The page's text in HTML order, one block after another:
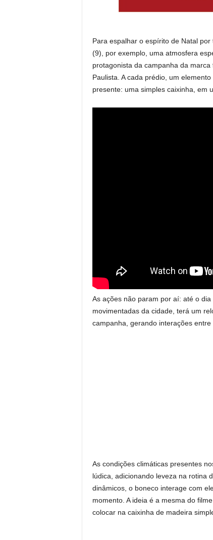
Para espalhar o espírito de Natal
(9), por exemplo, uma atmosfera
protagonista da campanha da
Paulista. A cada prédio, um
presente: uma simples caixinha, em
As ações não param por aí: até o
movimentadas da cidade, terá um
campanha, gerando interações
As condições climáticas presentes
lúdica, adicionando leveza na rotina
dinâmicos, o boneco interage com
momento. A ideia é a mesma do
colocar na caixinha de madeira